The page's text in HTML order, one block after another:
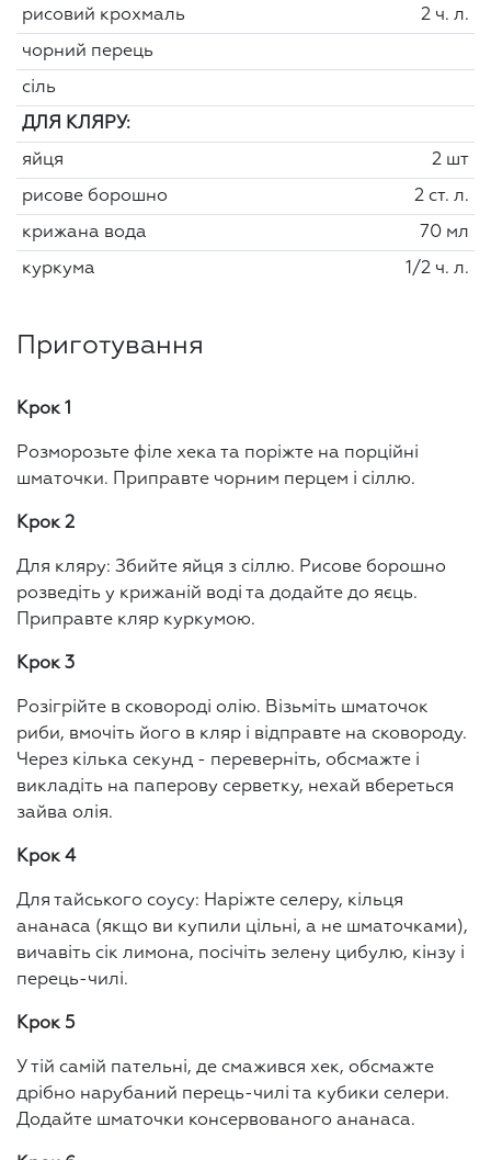
рисовий крохмаль 2 ч. л.
чорний перець
сіль
ДЛЯ КЛЯРУ:
яйця 2 шт
рисове борошно 2 ст. л.
крижана вода 70 мл
куркума 1/2 ч. л.
Приготування
Крок 1
Розморозьте філе хека та поріжте на порційні
шматочки. Приправте чорним перцем і сіллю.
Крок 2
Для кляру: Збийте яйця з сіллю. Рисове борошно
розведіть у крижаній воді та додайте до яєць.
Приправте кляр куркумою.
Крок 3
Розігрійте в сковороді олію. Візьміть шматочок
риби, вмочіть його в кляр і відправте на сковороду.
Через кілька секунд - переверніть, обсмажте і
викладіть на паперову серветку, нехай вбереться
зайва олія.
Крок 4
Для тайського соусу: Наріжте селеру, кільця
ананаса (якщо ви купили цільні, а не шматочками),
вичавіть сік лимона, посічіть зелену цибулю, кінзу і
перець-чилі.
Крок 5
У тій самій пательні, де смажився хек, обсмажте
дрібно нарубаний перець-чилі та кубики селери.
Додайте шматочки консервованого ананаса.